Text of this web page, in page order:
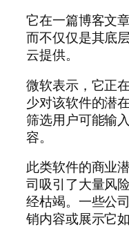
它在一篇博客文
而不仅仅是其底
云提供。
微软表示，它正
少对该软件的潜
筛选用户可能输
容。
此类软件的商业
司吸引了大量风
经枯竭。一些公
销内容或展示它